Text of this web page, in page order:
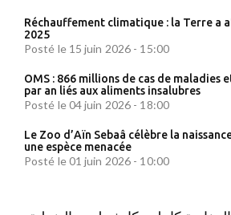
Réchauffement climatique : la Terre a
2025
Posté le 15 juin 2026 - 15:00
OMS : 866 millions de cas de maladies
par an liés aux aliments insalubres
Posté le 04 juin 2026 - 18:00
Le Zoo d’Aïn Sebaâ célèbre la
une espèce menacée
Posté le 01 juin 2026 - 10:00